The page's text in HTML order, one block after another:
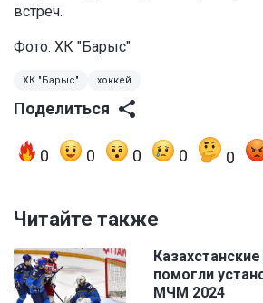
встреч.
Фото: ХК "Барыс"
ХК "Барыс" хоккей
Поделиться
0 0 0 0 0
Читайте также
помогли
МЧМ 2024